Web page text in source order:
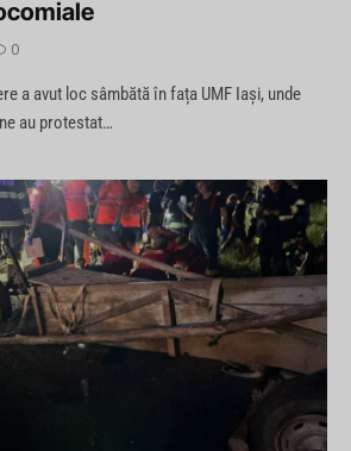
0
a avut loc sâmbătă în fața UMF Iași, unde
au protestat…